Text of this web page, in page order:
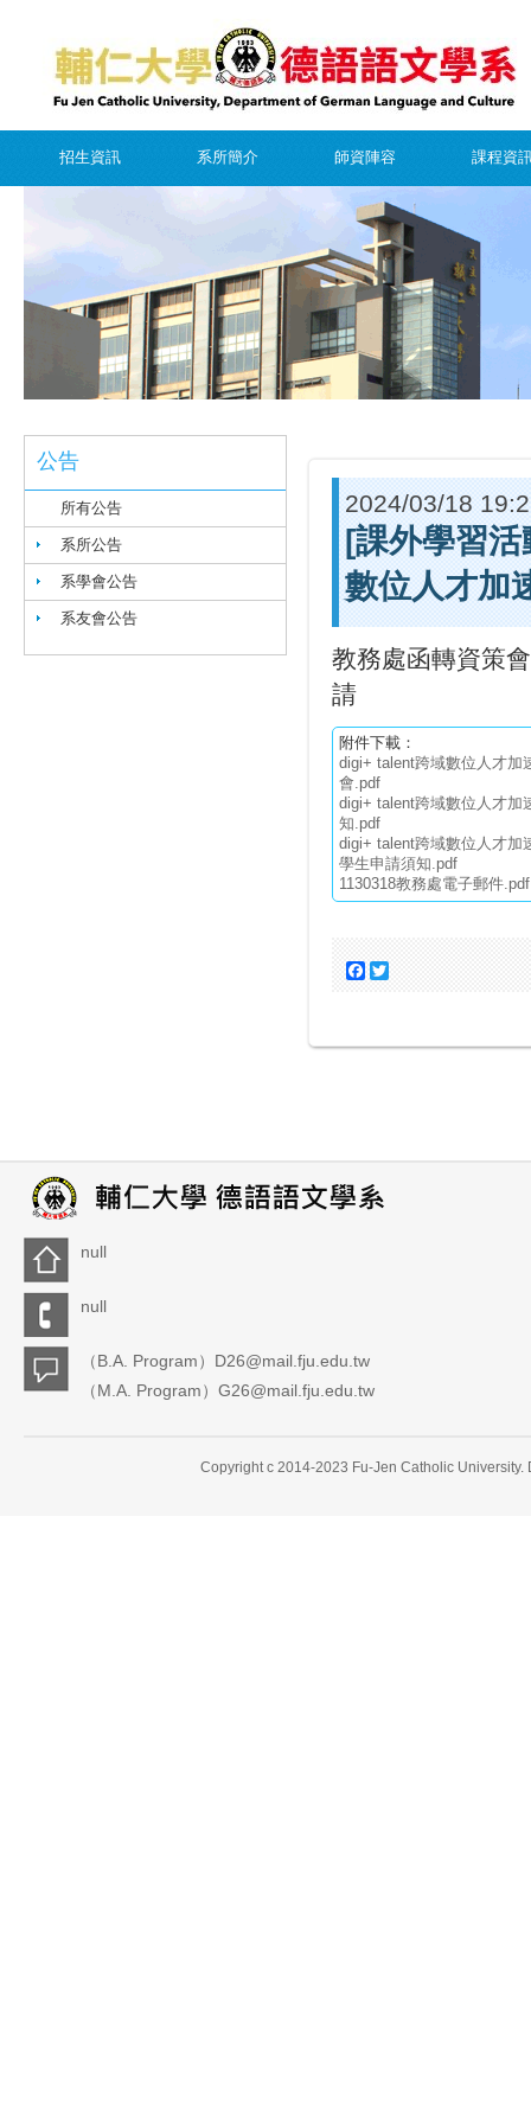
招生資訊 系所簡介 師資陣容 課程資
公告
所有公告
系所公告
系學會公告
系友會公告
2024/03/18
[課外學習
數位人才加
教務處函轉資策
請
附件下載：
digi+ talent跨域數位人才加
會.pdf
digi+ talent跨域數位人才加
知.pdf
digi+ talent跨域數位人才加
學生申請須知.pdf
1130318教務處電子郵件.pdf
Facebook
null
null
（B.A. Program）D26@mail.fju.edu.tw
（M.A. Program）G26@mail.fju.edu.tw
Copyright c 2014-2023 Fu-Jen Catholic